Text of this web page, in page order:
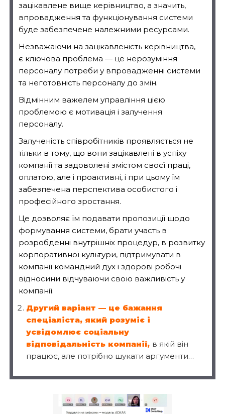
зацікавлене вище керівництво, а значить,
впровадження та функціонування системи
буде забезпечене належними ресурсами.
Незважаючи на зацікавленість керівництва,
є ключова проблема — це нерозуміння
персоналу потреби у впровадженні системи
та неготовність персоналу до змін.
Відмінним важелем управління цією
проблемою є мотивація і залучення
персоналу.
Залученість співробітників проявляється не
тільки в тому, що вони зацікавлені в успіху
компанії та задоволені змістом своєї праці,
оплатою, але і проактивні, і при цьому їм
забезпечена перспектива особистого і
професійного зростання.
Це дозволяє їм подавати пропозиції щодо
формування системи, брати участь в
розробденні внутрішніх процедур, в розвитку
корпоративної культури, підтримувати в
компанії командний дух і здорові робочі
відносини відчуваючи свою важливість у
компанії.
Другий варіант — це бажання
спеціаліста, який розуміє і
усвідомлює соціальну
відповідальність компанії, в якій він
працює, але потрібно шукати аргументи…